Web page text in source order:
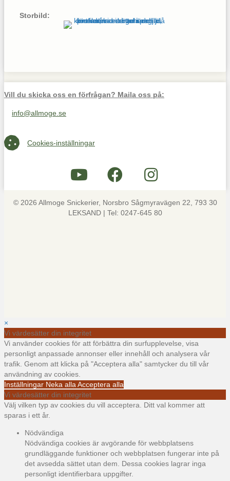
Storbild:
Vill du skicka oss en förfrågan? Maila oss på:
Maila oss på info@allmoge.se
info@allmoge.se
Cookies-inställningar
Cookies-inställningar
© 2026 Allmoge Snickerier, Norsbro Sågmyravägen 22, 793 30
LEKSAND | Tel: 0247-645 80
×
Vi värdesätter din integritet
Vi använder cookies för att förbättra din surfupplevelse, visa
personligt anpassade annonser eller innehåll och analysera vår
trafik. Genom att klicka på "Acceptera alla" samtycker du till vår
användning av cookies.
Inställningar Neka alla Acceptera alla
Vi värdesätter din integritet
Välj vilken typ av cookies du vill acceptera. Ditt val kommer att
sparas i ett år.
Nödvändiga
Nödvändiga cookies är avgörande för webbplatsens
grundläggande funktioner och webbplatsen fungerar inte på
det avsedda sättet utan dem. Dessa cookies lagrar inga
personligt identifierbara uppgifter.